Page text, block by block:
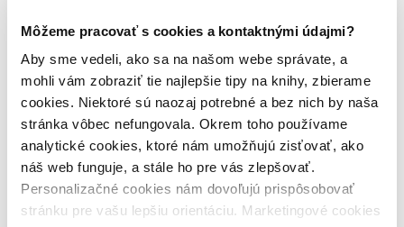
Môžeme pracovať s cookies a kontaktnými údajmi?
Aby sme vedeli, ako sa na našom webe správate, a
mohli vám zobraziť tie najlepšie tipy na knihy, zbierame
cookies. Niektoré sú naozaj potrebné a bez nich by naša
stránka vôbec nefungovala. Okrem toho používame
analytické cookies, ktoré nám umožňujú zisťovať, ako
náš web funguje, a stále ho pre vás zlepšovať.
Personalizačné cookies nám dovoľujú prispôsobovať
stránku pre vašu lepšiu orientáciu. Marketingové cookies
Milí Martinusáci,
určite ste si všimli, že návšteva našich kamenných kníhkupectiev je
zaťažkávajúcou skúškou pevnej vôle. Toľko nádherných kníh a len
dve ruky na ich odnesenie a jeden život na ich prečítanie! Aspoň s
prvým problémom sme sa vám rozhodli pomôcť! Ku každému
nákupu nad 35 EUR
v našich kamenných kníhkupectvách vám
pribalíme ako darček aj štýlovú plátennú tašku!
Vďaka našej plátennej taške si nielen odnesiete bez problémov
drahocenné knihy až do pohodlia vášho domova, ale navyše sa
budete môcť vyhrievať v závistlivých pohľadoch nejedného